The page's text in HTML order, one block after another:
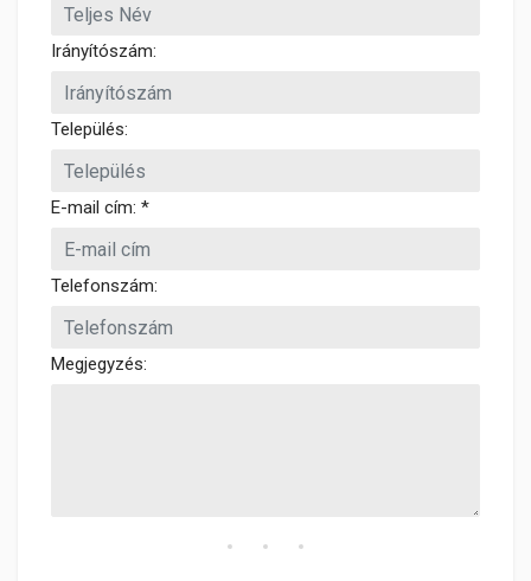
Irányítószám:
Település:
E-mail cím: *
Telefonszám:
Megjegyzés: